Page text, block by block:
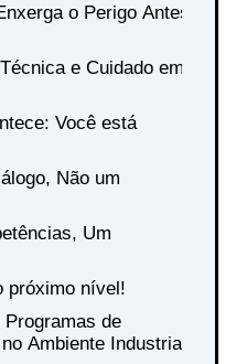
o Perigo Antes
e Cuidado em
Você está
Não um
Um
próximo nível!
de
Ambiente Industrial